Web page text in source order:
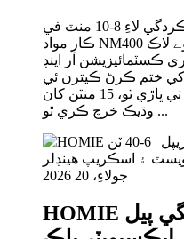
ايڪسيويٽر رينج 6-35 ٽن ڪارڪردگي لاءِ 8-10 منٽ في
ڪار مواد NM400 ويئر-مزاحمتي ڪلمپنگ 3-وے لاڪ
مڪمل 360° روٽري ڪسٽمائيزيشن آر اينڊ
کي ختم ڪرڻ ڪيترن ئي
اوزارن ۽ وڏين ليبر ٽيمن تي ڀاڙي ٿو، 15 منٽن کان
وڌيڪ خرچ ڪري ٿو ...
جولاءِ، 20 2026
HOMIE هائيڊروولڪ نارنگي پيل